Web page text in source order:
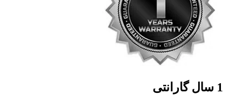
1 سال گارانتی